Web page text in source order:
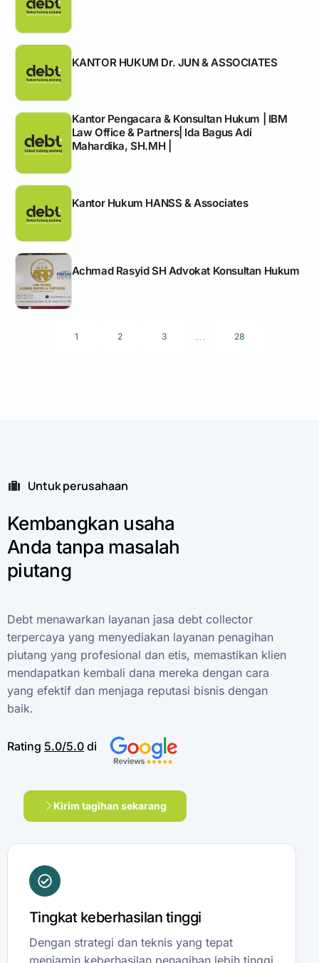
KANTOR HUKUM Dr. JUN & ASSOCIATES
Kantor Pengacara & Konsultan Hukum | IBM
Law Office & Partners| Ida Bagus Adi
Mahardika, SH.MH |
Kantor Hukum HANSS & Associates
Achmad Rasyid SH Advokat Konsultan Hukum
1 2 3 ... 28
Untuk perusahaan
Kembangkan usaha
Anda tanpa masalah
piutang
Debt menawarkan layanan jasa debt collector
terpercaya yang menyediakan layanan penagihan
piutang yang profesional dan etis, memastikan klien
mendapatkan kembali dana mereka dengan cara
yang efektif dan menjaga reputasi bisnis dengan
baik.
Rating 5.0/5.0 di
Kirim tagihan sekarang
Tingkat keberhasilan tinggi
Dengan strategi dan teknis yang tepat
menjamin keberhasilan penagihan lebih tinggi